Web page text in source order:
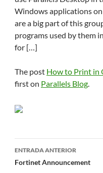
Windows applications
are a big part of this
programs used by them
for […]
The post How to Print in
first on Parallels Blog.
Navegador
de
ENTRADA ANTERIOR
Fortinet Announcement